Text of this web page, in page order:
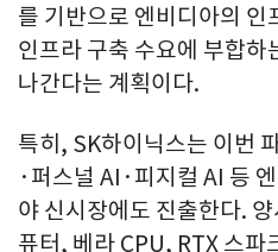
를 기반으로 엔비디아의 인
인프라 구축 수요에 부합하
나간다는 계획이다.
특히, SK하이닉스는 이번
·퍼스널 AI·피지컬 AI 등
야 신시장에도 진출한다.
퓨터, 베라 CPU, RTX 스파